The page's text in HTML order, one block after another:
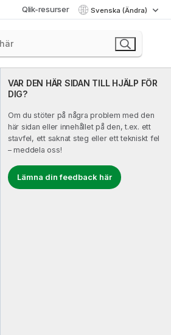
Qlik-resurser Svenska (Ändra)
VAR DEN HÄR SIDAN TILL HJÄLP FÖR
DIG?
Om du stöter på några problem med den
här sidan eller innehållet på den, t.ex. ett
stavfel, ett saknat steg eller ett tekniskt fel
– meddela oss!
Lämna din feedback här